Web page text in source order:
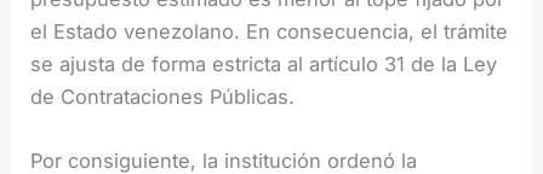
el Estado venezolano. En consecuencia, el trámite
se ajusta de forma estricta al artículo 31 de la Ley
de Contrataciones Públicas.
Por consiguiente, la institución ordenó la